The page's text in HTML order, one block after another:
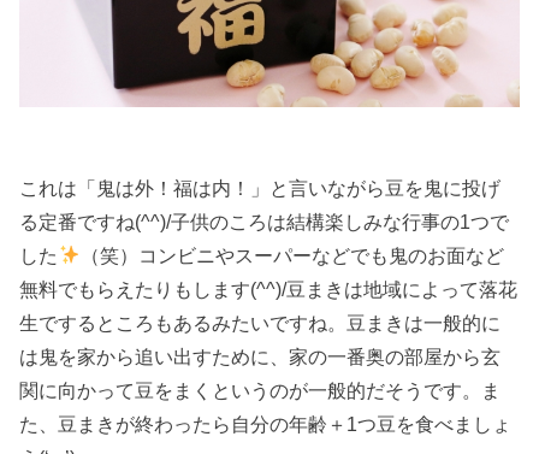
これは「鬼は外！福は内！」と言いながら豆を鬼に投げ
る定番ですね(^^)/子供のころは結構楽しみな行事の1つで
した
（笑）コンビニやスーパーなどでも鬼のお面など
無料でもらえたりもします(^^)/豆まきは地域によって落花
生でするところもあるみたいですね。豆まきは一般的に
は鬼を家から追い出すために、家の一番奥の部屋から玄
関に向かって豆をまくというのが一般的だそうです。ま
た、豆まきが終わったら自分の年齢＋1つ豆を食べましょ